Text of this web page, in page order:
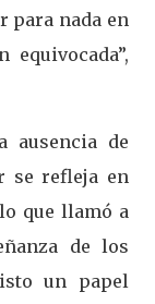
para nada en
ausencia de
se refleja en
que llamó a
de los
un papel